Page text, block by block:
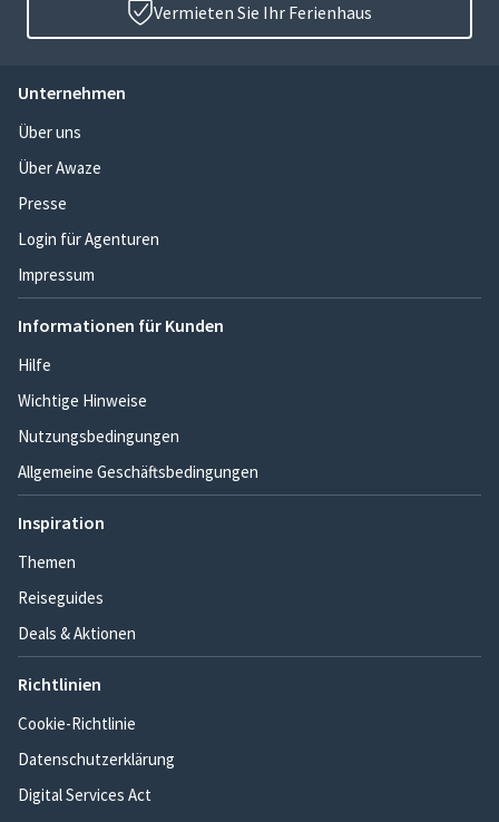
Vermieten Sie Ihr Ferienhaus
Unternehmen
Über uns
Über Awaze
Presse
Login für Agenturen
Impressum
Informationen für Kunden
Hilfe
Wichtige Hinweise
Nutzungsbedingungen
Allgemeine Geschäftsbedingungen
Inspiration
Themen
Reiseguides
Deals & Aktionen
Richtlinien
Cookie-Richtlinie
Datenschutzerklärung
Digital Services Act